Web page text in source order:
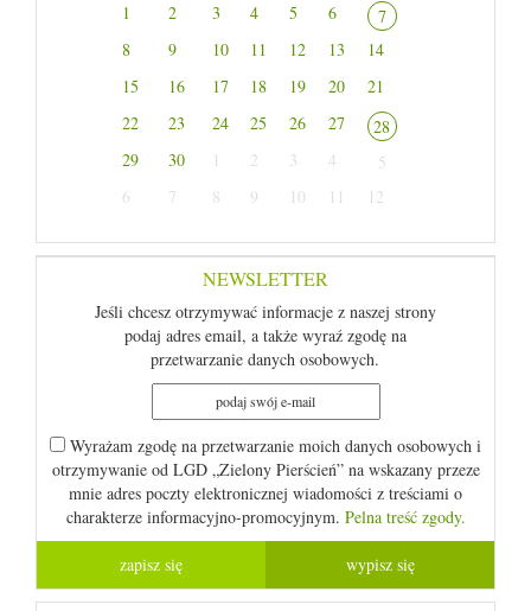
1 2 3 4 5 6
7
8
9 10 11 12 13
14
15
16 17 18 19 20
21
22
23 24 25 26 27
28
29
30 1 2 3 4
5
6
7 8 9 10 11 12
NEWSLETTER
Jeśli chcesz otrzymywać informacje z naszej strony
podaj adres email, a także wyraź zgodę na
przetwarzanie danych osobowych.
Wyrażam zgodę na przetwarzanie moich danych osobowych i
otrzymywanie od LGD „Zielony Pierścień” na wskazany przeze
mnie adres poczty elektronicznej wiadomości z treściami o
charakterze informacyjno-promocyjnym. Pelna treść zgody.